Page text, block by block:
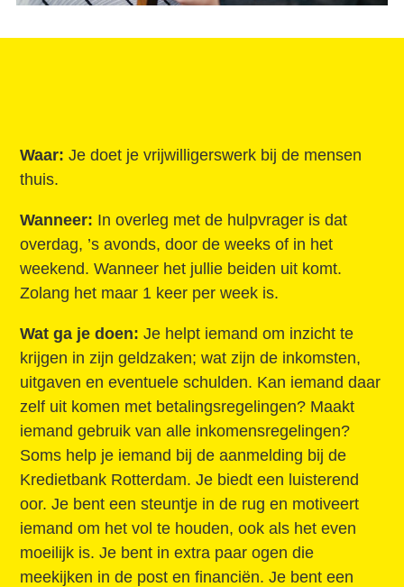
Waar: Je doet je vrijwilligerswerk bij de mensen
thuis.
Wanneer: In overleg met de hulpvrager is dat
overdag, ’s avonds, door de weeks of in het
weekend. Wanneer het jullie beiden uit komt.
Zolang het maar 1 keer per week is.
Wat ga je doen: Je helpt iemand om inzicht te
krijgen in zijn geldzaken; wat zijn de inkomsten,
uitgaven en eventuele schulden. Kan iemand daar
zelf uit komen met betalingsregelingen? Maakt
iemand gebruik van alle inkomensregelingen?
Soms help je iemand bij de aanmelding bij de
Kredietbank Rotterdam. Je biedt een luisterend
oor. Je bent een steuntje in de rug en motiveert
iemand om het vol te houden, ook als het even
moeilijk is. Je bent in extra paar ogen die
meekijken in de post en financiën. Je bent een